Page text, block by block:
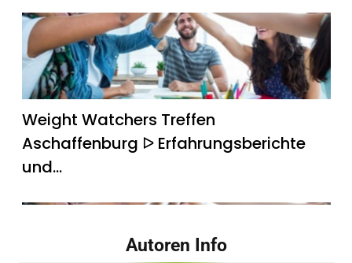
Weight Watchers Treffen
Aschaffenburg ᐅ Erfahrungsberichte
und…
Autoren Info